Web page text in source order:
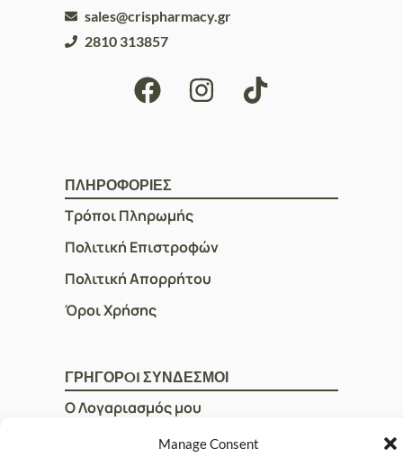
Manage Consent
sales@crispharmacy.gr
2810 313857
ΠΛΗΡΟΦΟΡΙΕΣ
Τρόποι Πληρωμής
Πολιτική Επιστροφών
Πολιτική Απορρήτου
Όροι Χρήσης
ΓΡΗΓΟΡOI ΣΥΝΔΕΣΜΟΙ
Ο Λογαριασμός μου